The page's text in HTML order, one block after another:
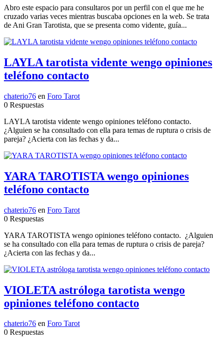
Abro este espacio para consultaros por un perfil con el que me he
cruzado varias veces mientras buscaba opciones en la web. Se trata
de Ani Gran Tarotista, que se presenta como vidente, guía...
LAYLA tarotista vidente wengo opiniones
teléfono contacto
chaterio76 en Foro Tarot
0 Respuestas
LAYLA tarotista vidente wengo opiniones teléfono contacto.
¿Alguien se ha consultado con ella para temas de ruptura o crisis de
pareja? ¿Acierta con las fechas y da...
YARA TAROTISTA wengo opiniones
teléfono contacto
chaterio76 en Foro Tarot
0 Respuestas
YARA TAROTISTA wengo opiniones teléfono contacto. ¿Alguien
se ha consultado con ella para temas de ruptura o crisis de pareja?
¿Acierta con las fechas y da...
VIOLETA astróloga tarotista wengo
opiniones teléfono contacto
chaterio76 en Foro Tarot
0 Respuestas